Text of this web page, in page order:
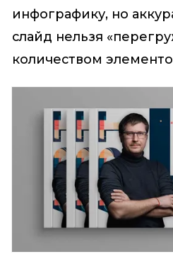
инфографику, но
слайд нельзя
количеством